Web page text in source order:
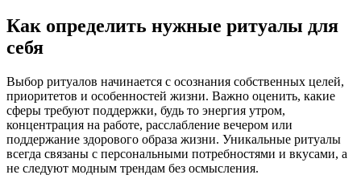
Как определить нужные ритуалы для
себя
Выбор ритуалов начинается с осознания собственных целей,
приоритетов и особенностей жизни. Важно оценить, какие
сферы требуют поддержки, будь то энергия утром,
концентрация на работе, расслабление вечером или
поддержание здорового образа жизни. Уникальные ритуалы
всегда связаны с персональными потребностями и вкусами, а
не следуют модным трендам без осмысления.